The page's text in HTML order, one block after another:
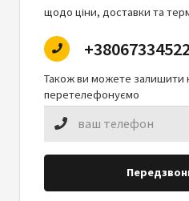
щодо ціни, доставки та
Також ви можете залишити
перетелефонуємо